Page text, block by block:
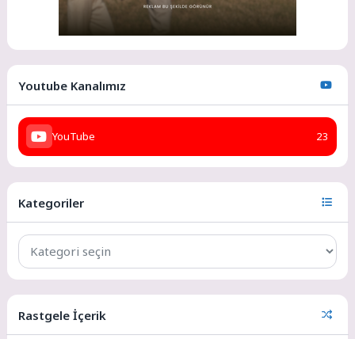
Youtube Kanalımız
YouTube 23
Kategoriler
Rastgele İçerik